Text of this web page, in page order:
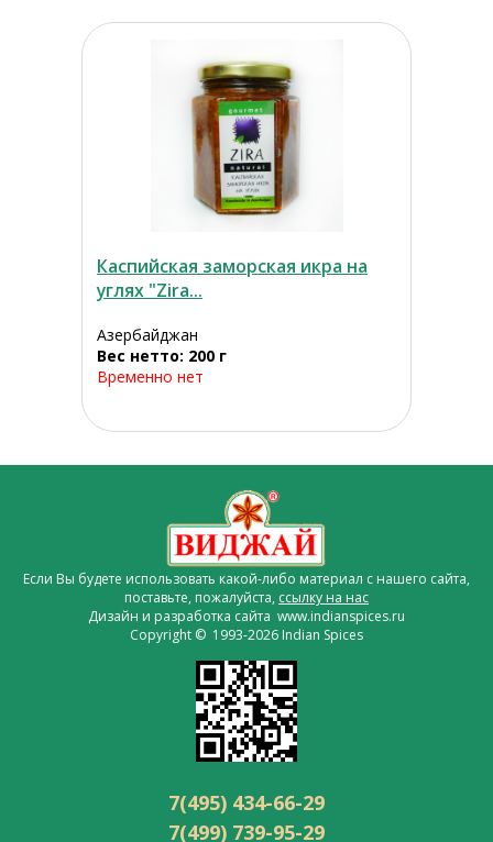
Каспийская заморская икра на
углях "Zira...
Азербайджан
Вес нетто: 200 г
Временно нет
Если Вы будете использовать какой-либо материал с нашего сайта,
поставьте, пожалуйста, ссылку на нас
Дизайн и разработка сайта www.indianspices.ru
Copyright © 1993-2026 Indian Spices
7(495) 434-66-29
7(499) 739-95-29